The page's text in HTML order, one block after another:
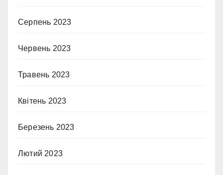
Серпень 2023
Червень 2023
Травень 2023
Квітень 2023
Березень 2023
Лютий 2023